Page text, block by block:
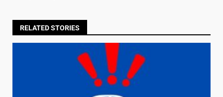
RELATED STORIES